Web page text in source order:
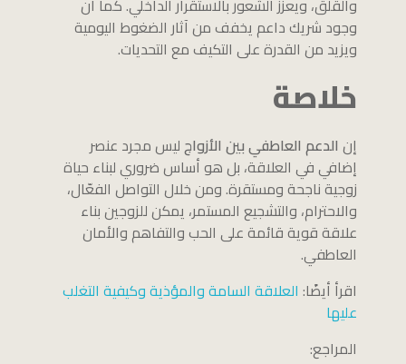
وجود شريك داعم يخفف من آثار الضغوط اليومية
ويزيد من القدرة على التكيف مع التحديات.
خلاصة
إن الدعم العاطفي بين الأزواجليس مجرد عنصر
إضافي في العلاقة، بل هو أساس ضروري لبناء حياة
زوجية ناجحة ومستقرة. ومن خلال التواصل الفعّال،
والاحترام، والتشجيع المستمر، يمكن للزوجين بناء
علاقة قوية قائمة على الحب والتفاهم والأمان
العاطفي.
اقرأ أيضًا: العلاقة السامة والمؤذية وكيفية التغلب
عليها
المراجع: